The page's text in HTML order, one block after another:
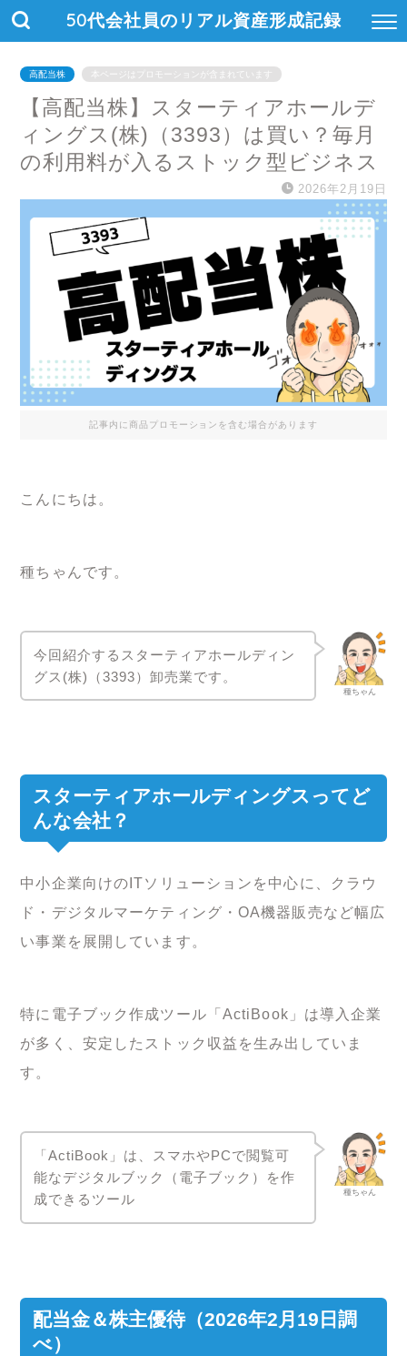
50代会社員のリアル資産形成記録
高配当株 本ページはプロモーションが含まれています
【高配当株】スターティアホールデ
ィングス(株)（3393）は買い？毎月
の利用料が入るストック型ビジネス
2026年2月19日
記事内に商品プロモーションを含む場合があります
こんにちは。
種ちゃんです。
種ちゃん
今回紹介するスターティアホールディン
グス(株)（3393）卸売業です。
スターティアホールディングスってど
んな会社？
中小企業向けのITソリューションを中心に、クラウ
ド・デジタルマーケティング・OA機器販売など幅広
い事業を展開しています。
特に電子ブック作成ツール「ActiBook」は導入企業
が多く、安定したストック収益を生み出していま
す。
種ちゃん
「ActiBook」は、スマホやPCで閲覧可
能なデジタルブック（電子ブック）を作
成できるツール
配当金＆株主優待（2026年2月19日調
べ）